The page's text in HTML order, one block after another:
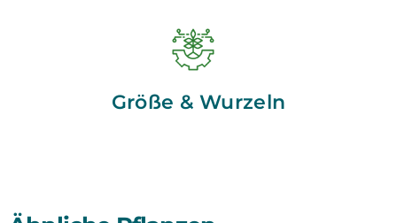
Größe & Wurzeln